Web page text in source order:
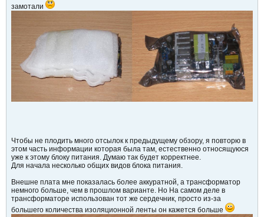
замотали
Чтобы не плодить много отсылок к предыдущему обзору, я повторю в
этом часть информации которая была там, естественно относящуюся
уже к этому блоку питания. Думаю так будет корректнее.
Для начала несколько общих видов блока питания.
Внешне плата мне показалась более аккуратной, а трансформатор
немного больше, чем в прошлом варианте. Но На самом деле в
трансформаторе использован тот же сердечник, просто из-за
большего количества изоляционной ленты он кажется больше